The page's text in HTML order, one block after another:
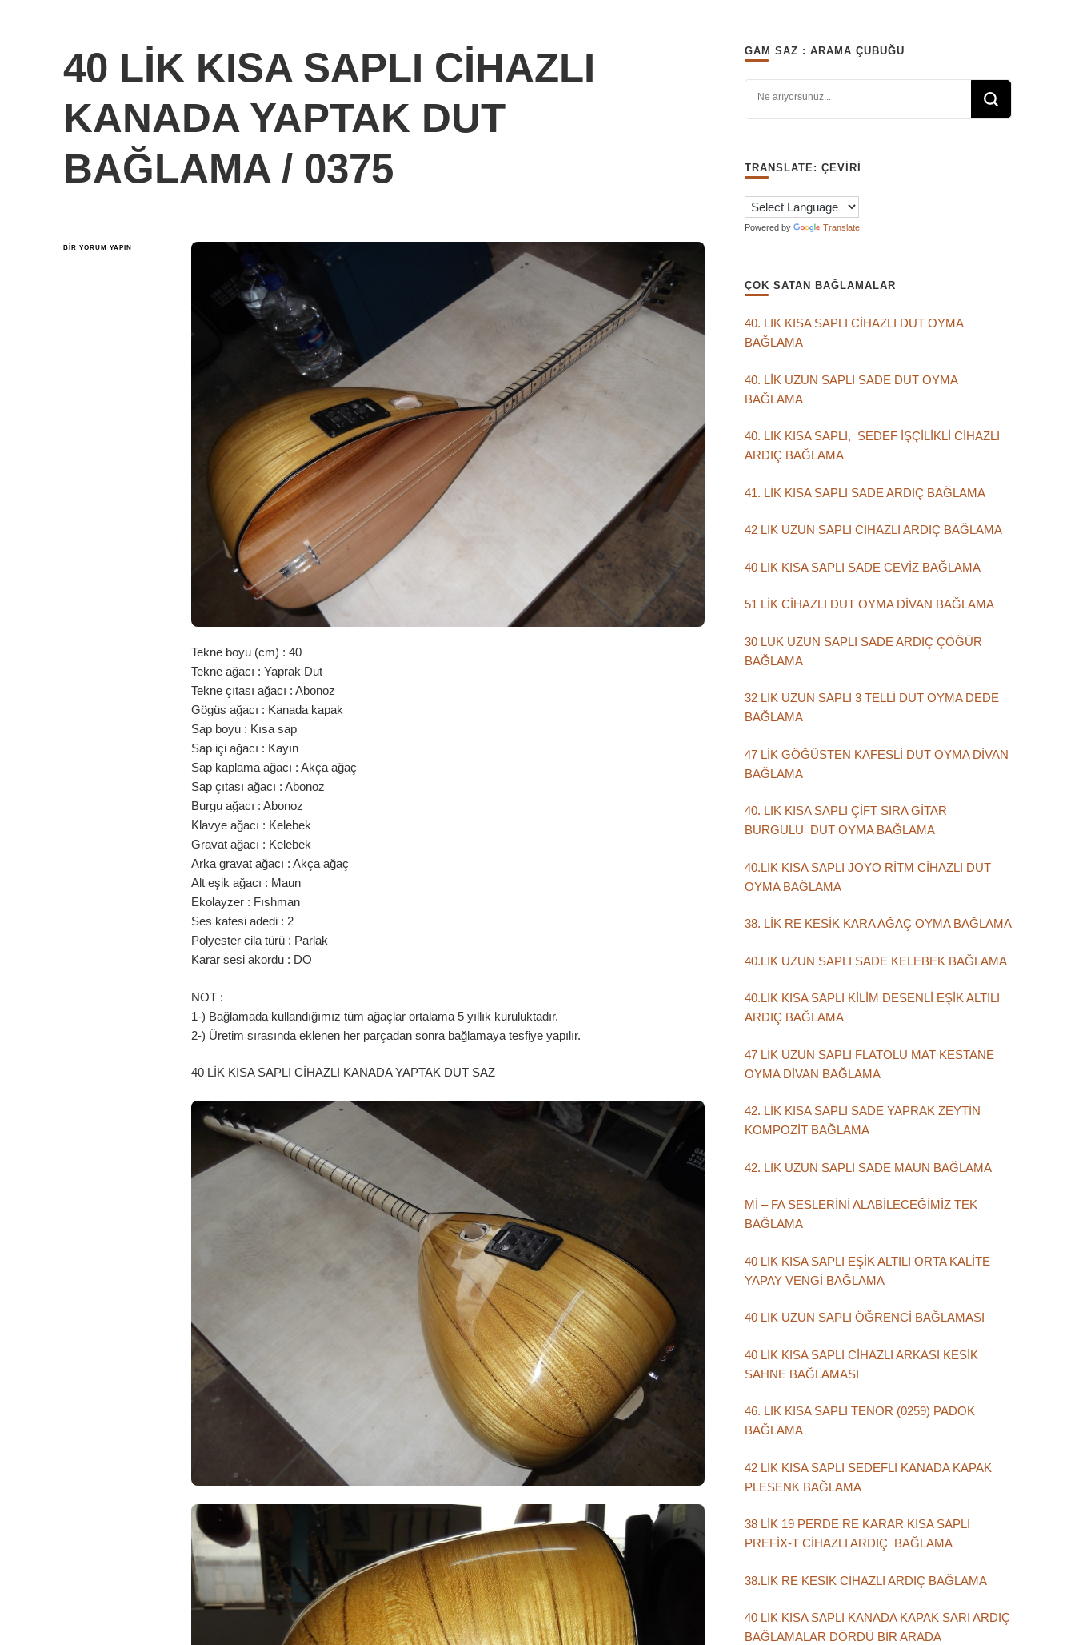
40 LİK KISA SAPLI CİHAZLI
KANADA YAPTAK DUT
BAĞLAMA / 0375
40
BIR YORUM YAPIN
Tekne boyu (cm) : 40
Tekne ağacı : Yaprak Dut
Tekne çıtası ağacı : Abonoz
Gögüs ağacı : Kanada kapak
Sap boyu : Kısa sap
Sap içi ağacı : Kayın
Sap kaplama ağacı : Akça ağaç
Sap çıtası ağacı : Abonoz
Burgu ağacı : Abonoz
Klavye ağacı : Kelebek
Gravat ağacı : Kelebek
Arka gravat ağacı : Akça ağaç
Alt eşik ağacı : Maun
Ekolayzer : Fıshman
Ses kafesi adedi : 2
Polyester cila türü : Parlak
Karar sesi akordu : DO
NOT :
1-) Bağlamada kullandığımız tüm ağaçlar ortalama 5 yıllık kuruluktadır.
2-) Üretim sırasında eklenen her parçadan sonra bağlamaya tesfiye yapılır.
40 LİK KISA SAPLI CİHAZLI KANADA YAPTAK DUT SAZ
GAM SAZ : ARAMA ÇUBUĞU
TRANSLATE: ÇEVIRI
Powered by Translate
ÇOK SATAN BAĞLAMALAR
40. LIK KISA SAPLI CİHAZLI DUT OYMA
BAĞLAMA
40. LİK UZUN SAPLI SADE DUT OYMA
BAĞLAMA
40. LIK KISA SAPLI, SEDEF İŞÇİLİKLİ CİHAZLI
ARDIÇ BAĞLAMA
41. LİK KISA SAPLI SADE ARDIÇ BAĞLAMA
42 LİK UZUN SAPLI CİHAZLI ARDIÇ BAĞLAMA
40 LIK KISA SAPLI SADE CEVİZ BAĞLAMA
51 LİK CİHAZLI DUT OYMA DİVAN BAĞLAMA
30 LUK UZUN SAPLI SADE ARDIÇ ÇÖĞÜR
BAĞLAMA
32 LİK UZUN SAPLI 3 TELLİ DUT OYMA DEDE
BAĞLAMA
47 LİK GÖĞÜSTEN KAFESLİ DUT OYMA DİVAN
BAĞLAMA
40. LIK KISA SAPLI ÇİFT SIRA GİTAR
BURGULU DUT OYMA BAĞLAMA
40.LIK KISA SAPLI JOYO RİTM CİHAZLI DUT
OYMA BAĞLAMA
38. LİK RE KESİK KARA AĞAÇ OYMA BAĞLAMA
40.LIK UZUN SAPLI SADE KELEBEK BAĞLAMA
40.LIK KISA SAPLI KİLİM DESENLİ EŞİK ALTILI
ARDIÇ BAĞLAMA
47 LİK UZUN SAPLI FLATOLU MAT KESTANE
OYMA DİVAN BAĞLAMA
42. LİK KISA SAPLI SADE YAPRAK ZEYTİN
KOMPOZİT BAĞLAMA
42. LİK UZUN SAPLI SADE MAUN BAĞLAMA
Mİ – FA SESLERİNİ ALABİLECEĞİMİZ TEK
BAĞLAMA
40 LIK KISA SAPLI EŞİK ALTILI ORTA KALİTE
YAPAY VENGİ BAĞLAMA
40 LIK UZUN SAPLI ÖĞRENCİ BAĞLAMASI
40 LIK KISA SAPLI CİHAZLI ARKASI KESİK
SAHNE BAĞLAMASI
46. LIK KISA SAPLI TENOR (0259) PADOK
BAĞLAMA
42 LİK KISA SAPLI SEDEFLİ KANADA KAPAK
PLESENK BAĞLAMA
38 LİK 19 PERDE RE KARAR KISA SAPLI
PREFİX-T CİHAZLI ARDIÇ BAĞLAMA
38.LİK RE KESİK CİHAZLI ARDIÇ BAĞLAMA
40 LIK KISA SAPLI KANADA KAPAK SARI ARDIÇ
BAĞLAMALAR DÖRDÜ BİR ARADA